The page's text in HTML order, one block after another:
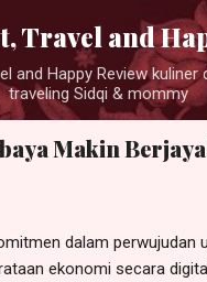
Langsung ke konten utama
Travel and
and Happy Review kuliner
traveling Sidqi & mommy
Makin
dalam perwujudan
ekonomi secara